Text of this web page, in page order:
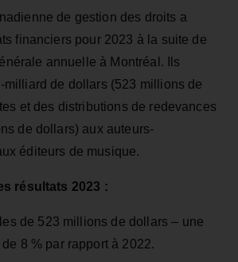
de gestion des droits a
financiers pour 2023 à la suite de
annuelle à Montréal. Ils
milliard de dollars (523 millions de
et des distributions de redevances
de dollars) aux auteurs-
éditeurs de musique.
résultats 2023 :
de 523 millions de dollars – une
8 % par rapport à 2022.